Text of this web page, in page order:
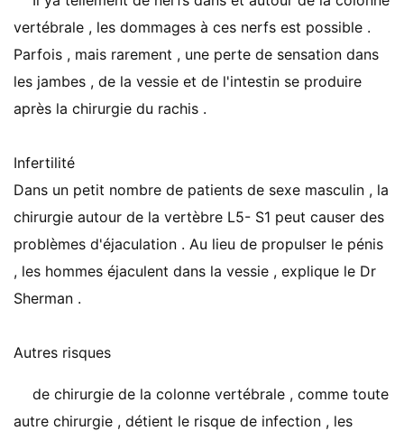
vertébrale , les dommages à ces nerfs est possible .
Parfois , mais rarement , une perte de sensation dans
les jambes , de la vessie et de l'intestin se produire
après la chirurgie du rachis .
Infertilité
Dans un petit nombre de patients de sexe masculin , la
chirurgie autour de la vertèbre L5- S1 peut causer des
problèmes d'éjaculation . Au lieu de propulser le pénis
, les hommes éjaculent dans la vessie , explique le Dr
Sherman .
Autres risques
de chirurgie de la colonne vertébrale , comme toute
autre chirurgie , détient le risque de infection , les